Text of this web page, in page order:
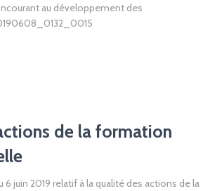
au développement des
de la formation
6 juin 2019 relatif à la qualité des actions de la